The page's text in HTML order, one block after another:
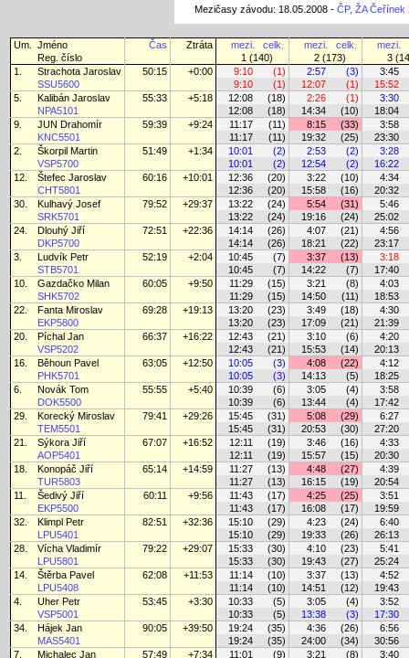
Mezičasy závodu: 18.05.2008 - ČP, ŽA Čeřínek
Um. Jméno Čas Ztráta mezi. celk. mezi. celk. mezi.
Reg. číslo
1 (140) 2 (173)
3
1.
Strachota Jaroslav 50:15 +0:00 9:10 (1) 2:57 (3)
3:45
SSU5600
9:10 (1) 12:07 (1)
15:52
5.
Kalibán Jaroslav 55:33 +5:18 12:08 (18) 2:26 (1)
3:30
NPA5101
12:08 (18) 14:34 (10)
18:04
9.
JUN Drahomír 59:39 +9:24 11:17 (11) 8:15 (33)
3:58
KNC5501
11:17 (11) 19:32 (25)
23:30
2.
Škorpil Martin 51:49 +1:34 10:01 (2) 2:53 (2)
3:28
VSP5700
10:01 (2) 12:54 (2)
16:22
12.
Štefec Jaroslav 60:16 +10:01 12:36 (20) 3:22 (10)
4:34
CHT5801
12:36 (20) 15:58 (16)
20:32
30.
Kulhavý Josef 79:52 +29:37 13:22 (24) 5:54 (31)
5:46
SRK5701
13:22 (24) 19:16 (24)
25:02
24.
Dlouhý Jiří 72:51 +22:36 14:14 (26) 4:07 (21)
4:56
DKP5700
14:14 (26) 18:21 (22)
23:17
3.
Ludvík Petr 52:19 +2:04 10:45 (7) 3:37 (13)
3:18
STB5701
10:45 (7) 14:22 (7)
17:40
10.
Gazdačko Milan 60:05 +9:50 11:29 (15) 3:21 (8)
4:03
SHK5702
11:29 (15) 14:50 (11)
18:53
22.
Fanta Miroslav 69:28 +19:13 13:20 (23) 3:49 (18)
4:30
EKP5800
13:20 (23) 17:09 (21)
21:39
20.
Píchal Jan 66:37 +16:22 12:43 (21) 3:10 (6)
4:20
VSP5202
12:43 (21) 15:53 (14)
20:13
16.
Běhoun Pavel 63:05 +12:50 10:05 (3) 4:08 (22)
4:12
PHK5701
10:05 (3) 14:13 (5)
18:25
6.
Novák Tom 55:55 +5:40 10:39 (6) 3:05 (4)
3:58
DOK5500
10:39 (6) 13:44 (4)
17:42
29.
Korecký Miroslav 79:41 +29:26 15:45 (31) 5:08 (29)
6:27
TEM5501
15:45 (31) 20:53 (30)
27:20
21.
Sýkora Jiří 67:07 +16:52 12:11 (19) 3:46 (16)
4:33
AOP5401
12:11 (19) 15:57 (15)
20:30
18.
Konopáč Jiří 65:14 +14:59 11:27 (13) 4:48 (27)
4:39
TUR5803
11:27 (13) 16:15 (19)
20:54
11.
Šedivý Jiří 60:11 +9:56 11:43 (17) 4:25 (25)
3:51
EKP5500
11:43 (17) 16:08 (17)
19:59
32.
Klimpl Petr 82:51 +32:36 15:10 (29) 4:23 (24)
6:40
LPU5401
15:10 (29) 19:33 (26)
26:13
28.
Vícha Vladimír 79:22 +29:07 15:33 (30) 4:10 (23)
5:41
LPU5801
15:33 (30) 19:43 (27)
25:24
14.
Štěrba Pavel 62:08 +11:53 11:14 (10) 3:37 (13)
4:52
LPU5408
11:14 (10) 14:51 (12)
19:43
4.
Uher Petr 53:45 +3:30 10:33 (5) 3:05 (4)
3:52
VSP5001
10:33 (5) 13:38 (3)
17:30
34.
Hájek Jan 90:05 +39:50 19:24 (35) 4:36 (26)
6:56
MAS5401
19:24 (35) 24:00 (34)
30:56
7.
Michalec Jan 57:49 +7:34 11:01 (9) 3:21 (8)
3:40